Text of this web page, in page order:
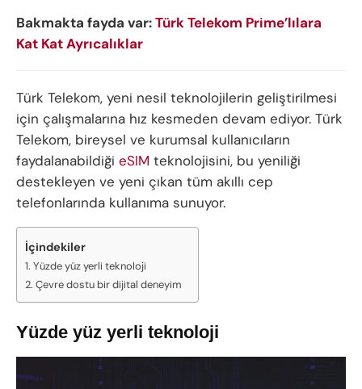
Bakmakta fayda var:Türk Telekom Prime’lılara
Kat Kat Ayrıcalıklar
Türk Telekom, yeni nesil teknolojilerin geliştirilmesi
için çalışmalarına hız kesmeden devam ediyor. Türk
Telekom, bireysel ve kurumsal kullanıcıların
faydalanabildiği eSIM teknolojisini, bu yeniliği
destekleyen ve yeni çıkan tüm akıllı cep
telefonlarında kullanıma sunuyor.
İçindekiler
Yüzde yüz yerli teknoloji
Çevre dostu bir dijital deneyim
Yüzde yüz yerli teknoloji